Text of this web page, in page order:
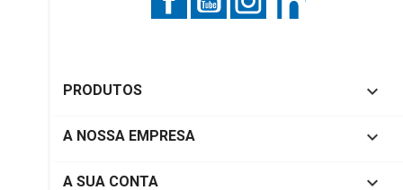
PRODUTOS 
A NOSSA EMPRESA 
A SUA CONTA 